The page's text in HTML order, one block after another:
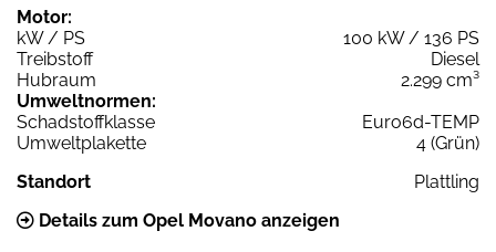
Motor:
kW / PS
100 kW / 136 PS
Treibstoff
Diesel
Hubraum
2.299 cm³
Umweltnormen:
Schadstoffklasse
Euro6d-TEMP
Umweltplakette
4 (Grün)
Standort
Plattling
Details zum Opel Movano anzeigen